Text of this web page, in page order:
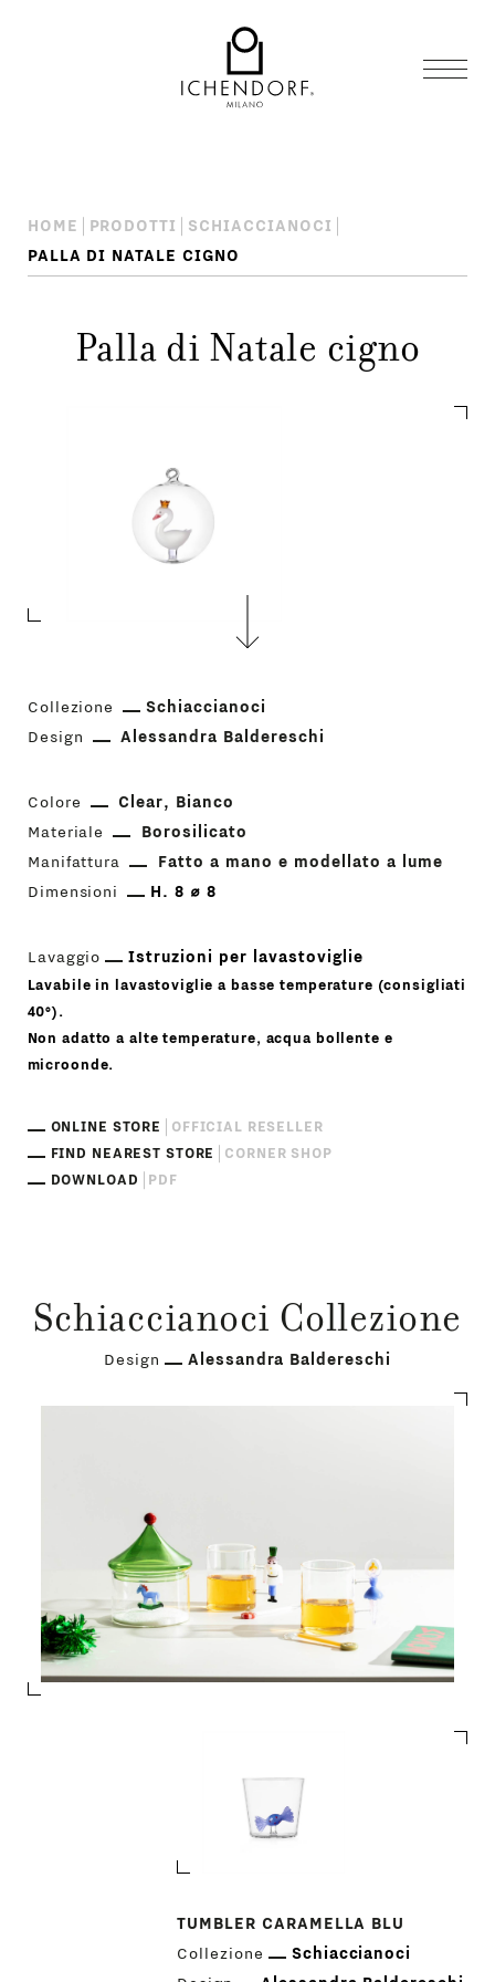
HOME PRODOTTI
SCHIACCIANOCI
PALLA DI NATALE CIGNO
Palla di Natale cigno
Collezione
Schiaccianoci
Design
Alessandra Baldereschi
Colore Clear
Bianco
Materiale
Borosilicato
Manifattura
Fatto a mano e modellato a lume
Dimensioni
H. 8 ⌀ 8
Lavaggio Istruzioni per lavastoviglie
Lavabile in lavastoviglie a basse temperature (consigliati
40°).
Non adatto a alte temperature, acqua bollente e
microonde.
ONLINE STORE
OFFICIAL RESELLER
FIND NEAREST STORE
CORNER SHOP
DOWNLOAD
PDF
Schiaccianoci Collezione
Design Alessandra Baldereschi
TUMBLER CARAMELLA BLU
Collezione
Schiaccianoci